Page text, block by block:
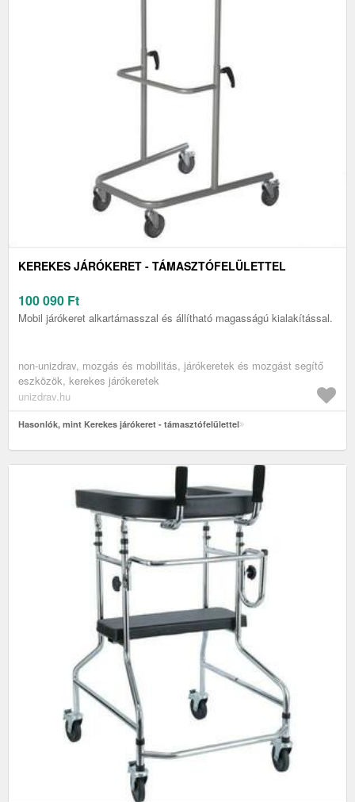
KEREKES JÁRÓKERET - TÁMASZTÓFELÜLETTEL
100 090 Ft
Mobil járókeret alkartámasszal és állítható magasságú kialakítással.
non-unizdrav, mozgás és mobilitás, járókeretek és mozgást segítő
eszközök, kerekes járókeretek
unizdrav.hu
Hasonlók, mint Kerekes járókeret - támasztófelülettel